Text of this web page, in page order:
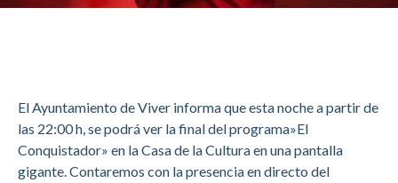
El Ayuntamiento de Viver informa que esta noche a partir de
las 22:00 h, se podrá ver la final del programa»El
Conquistador» en la Casa de la Cultura en una pantalla
gigante. Contaremos con la presencia en directo del